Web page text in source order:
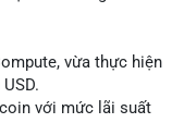
vừa thực hiện
với mức lãi suất